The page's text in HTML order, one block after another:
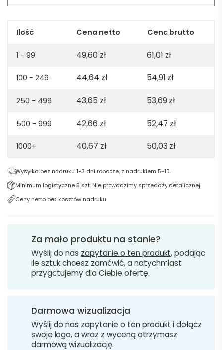
Ilość Cena netto Cena brutto
1 - 99 49,60 zł 61,01 zł
100 - 249 44,64 zł 54,91 zł
250 - 499 43,65 zł 53,69 zł
500 - 999 42,66 zł 52,47 zł
1000+ 40,67 zł 50,03 zł
Wysyłka bez nadruku 1-3 dni robocze, z nadrukiem 5-10.
Minimum logistyczne 5 szt. Nie prowadzimy sprzedaży detalicznej.
Ceny netto bez kosztów nadruku.
Za mało produktu na stanie?
Wyślij do nas zapytanie o ten produkt, podając
ile sztuk chcesz zamówić, a natychmiast
przygotujemy dla Ciebie ofertę.
Darmowa wizualizacja
Wyślij do nas zapytanie o ten produkt i dołącz
swoje logo, a wraz z wyceną otrzymasz
darmową wizualizację.